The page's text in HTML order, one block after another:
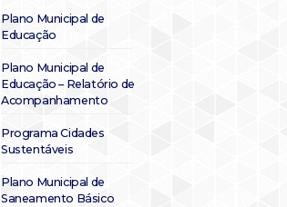
Plano Municipal de
Educação
Plano Municipal de
Educação – Relatório de
Acompanhamento
Programa Cidades
Sustentáveis
Plano Municipal de
Saneamento Básico